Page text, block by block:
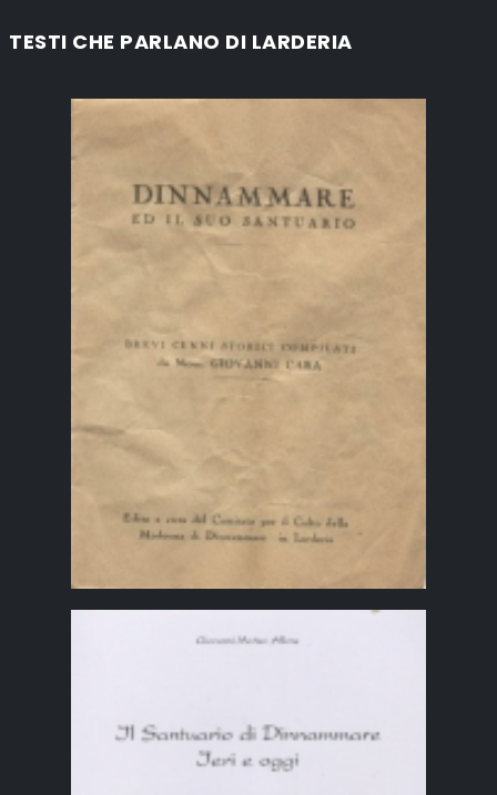
TESTI CHE PARLANO DI LARDERIA